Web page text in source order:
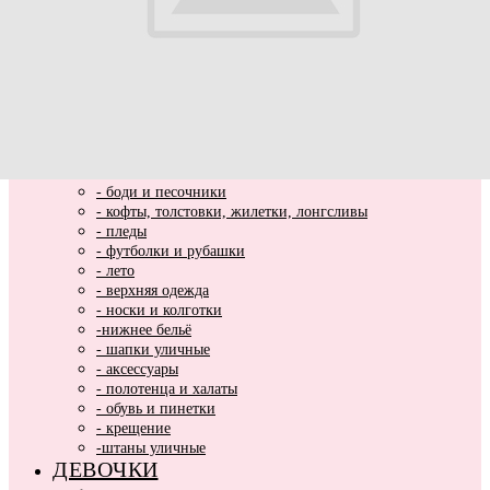
- боди и песочники
- кофты, толстовки, жилетки, лонгсливы
- пледы
- футболки и рубашки
- лето
- верхняя одежда
- носки и колготки
-нижнее бельё
- шапки уличные
- аксессуары
- полотенца и халаты
- обувь и пинетки
- крещение
-штаны уличные
ДЕВОЧКИ